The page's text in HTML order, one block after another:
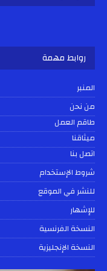
روابط مهمة
المنبر
من نحن
طاقم العمل
ميثاقنا
اتصل بنا
شروط الإستخدام
للنشر في الموقع
للإشهار
النسخة الفرنسية
النسخة الإنجليزية